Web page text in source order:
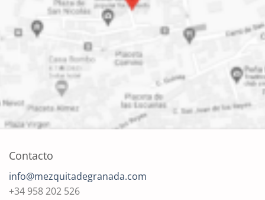
Contacto
info@mezquitadegranada.com
+34 958 202 526